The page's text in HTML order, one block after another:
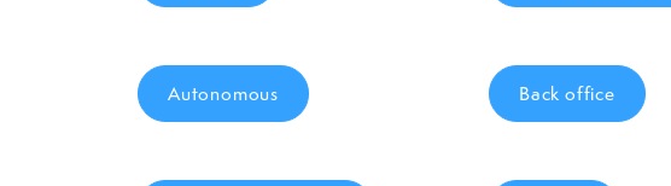
Autonomous Back office